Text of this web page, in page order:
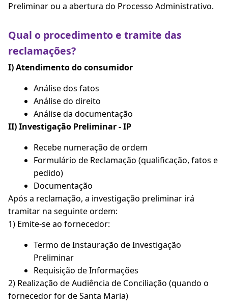
Preliminar ou a abertura do Processo Administrativo.
Qual o procedimento e tramite das
reclamações?
I) Atendimento do consumidor
Análise dos fatos
Análise do direito
Análise da documentação
II) Investigação Preliminar - IP
Recebe numeração de ordem
Formulário de Reclamação (qualificação, fatos e
pedido)
Documentação
Após a reclamação, a investigação preliminar irá
tramitar na seguinte ordem:
1) Emite-se ao fornecedor:
Termo de Instauração de Investigação
Preliminar
Requisição de Informações
2) Realização de Audiência de Conciliação (quando o
fornecedor for de Santa Maria)